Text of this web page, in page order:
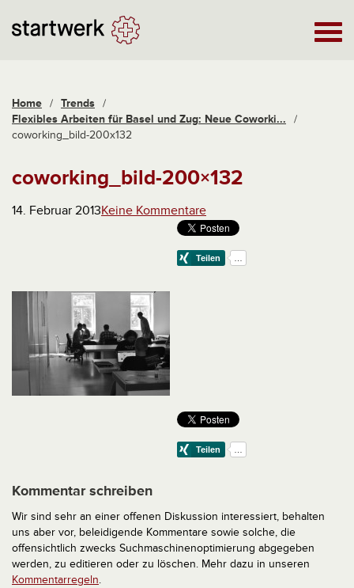
Home / Trends /
Flexibles Arbeiten für Basel und Zug: Neue Coworki...
/
coworking_bild-200x132
coworking_bild-200×132
14. Februar 2013Keine Kommentare
Kommentar schreiben
Wir sind sehr an einer offenen Diskussion interessiert, behalten
uns aber vor, beleidigende Kommentare sowie solche, die
offensichtlich zwecks Suchmaschinenoptimierung abgegeben
werden, zu editieren oder zu löschen. Mehr dazu in unseren
Kommentarregeln.